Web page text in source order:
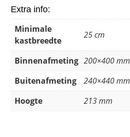
Extra info:
Minimale
kastbreedte
25 cm
Binnenafmeting 200×400 mm
Buitenafmeting
240×440 mm
Hoogte
213 mm